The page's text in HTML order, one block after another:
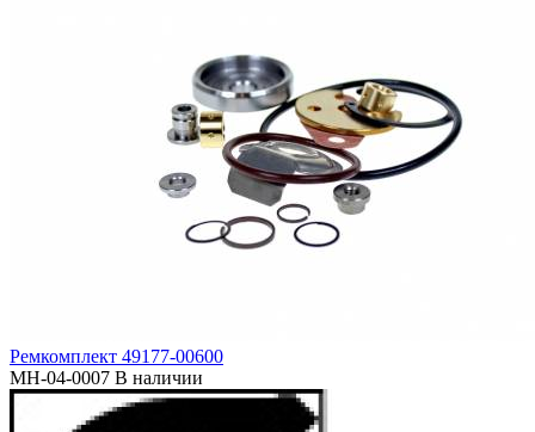
Ремкомплект 49177-00600
MH-04-0007 В наличии